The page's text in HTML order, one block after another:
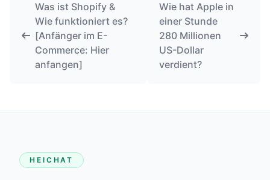
Was ist Shopify &
Wie funktioniert es?
[Anfänger im E-
Commerce: Hier
anfangen]
Wie hat Apple in
einer Stunde
280 Millionen
US-Dollar
verdient?
HEICHAT